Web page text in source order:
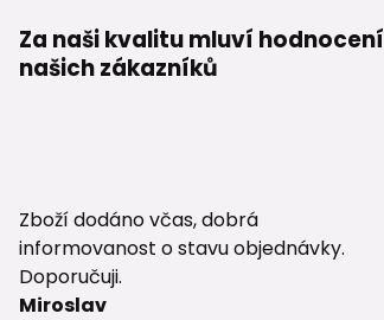
Za naši kvalitu mluví hodnocení
našich zákazníků
Zboží dodáno včas, dobrá
informovanost o stavu objednávky.
Doporučuji.
Miroslav